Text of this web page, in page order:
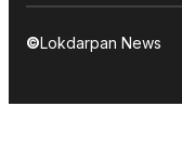
©Lokdarpan News